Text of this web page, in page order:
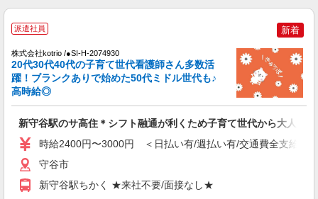
派遣社員
株式会社kotrio /●SI-H-2076192
NEW
新守谷駅＊看護助手(資格経験不問)募集♪食事
配膳などの補助業務
時給1600円〜2250円 ＜日払い有/週払い有/交
通費全支給(ガソリン代含む)＞
派遣社員
株式会社kotrio /●SI-H-2101921
派遣社員 新着
株式会社kotrio /●SI-H-2074930
20代30代40代の子育て世代看護師さん多数活
躍！ブランクありで始めた50代ミドル世代も♪
高時給◎
新守谷駅のサ高住＊シフト融通が利くため子育て世代から大人気♪
時給2400円〜3000円 ＜日払い有/週払い有/交通費全支給(ガ
守谷市
新守谷駅ちかく ★来社不要/面接なし★